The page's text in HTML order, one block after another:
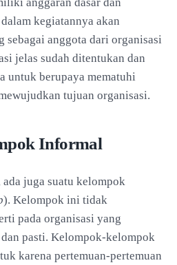
kegiatannya akan
sebagai anggota dari organisasi
jelas sudah ditentukan dan
untuk berupaya mematuhi
tujuan organisasi.
Informal
juga suatu kelompok
). Kelompok ini tidak
pada organisasi yang
pasti. Kelompok-kelompok
karena pertemuan-pertemuan